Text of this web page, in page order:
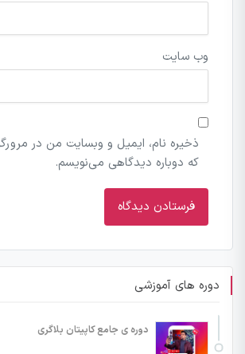
وب‌ سایت
ذخیره نام، ایمیل و وبسایت من در
که دوباره دیدگاهی می‌نویسم.
دوره های آموزشی
دوره ی جامع کاپیتان بلاگری